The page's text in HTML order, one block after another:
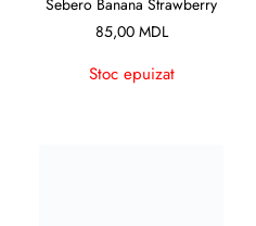
Sebero Banana Strawberry
85,00 MDL
Stoc epuizat